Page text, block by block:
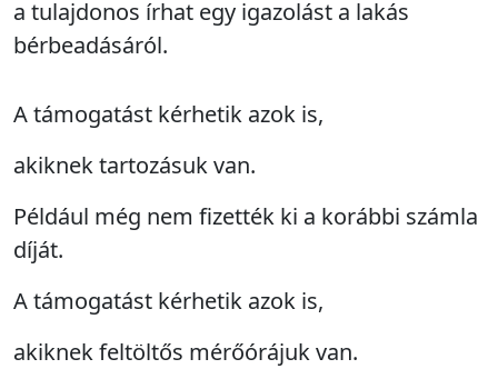
a tulajdonos írhat egy igazolást a lakás
bérbeadásáról.
A támogatást kérhetik azok is,
akiknek tartozásuk van.
Például még nem fizették ki a korábbi számla
díját.
A támogatást kérhetik azok is,
akiknek feltöltős mérőórájuk van.